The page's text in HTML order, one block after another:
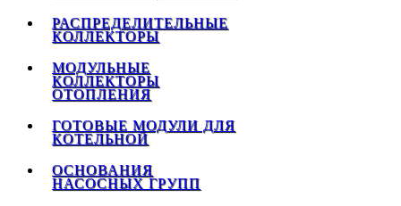
РАСПРЕДЕЛИТЕЛЬНЫЕ
КОЛЛЕКТОРЫ
МОДУЛЬНЫЕ
КОЛЛЕКТОРЫ
ОТОПЛЕНИЯ
ГОТОВЫЕ МОДУЛИ ДЛЯ
КОТЕЛЬНОЙ
ОСНОВАНИЯ
НАСОСНЫХ ГРУПП